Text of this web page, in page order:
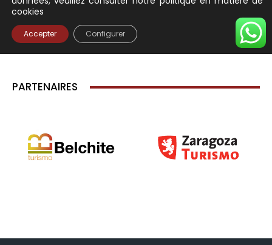
PARTENAIRES